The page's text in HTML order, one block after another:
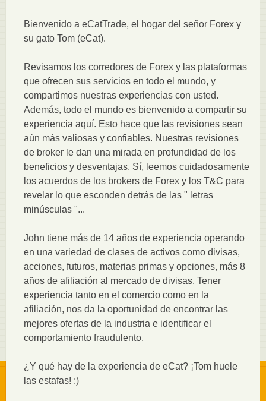
Bienvenido a eCatTrade, el hogar del señor Forex y
su gato Tom (eCat).
Revisamos los corredores de Forex y las plataformas
que ofrecen sus servicios en todo el mundo, y
compartimos nuestras experiencias con usted.
Además, todo el mundo es bienvenido a compartir su
experiencia aquí. Esto hace que las revisiones sean
aún más valiosas y confiables. Nuestras revisiones
de broker le dan una mirada en profundidad de los
beneficios y desventajas. Sí, leemos cuidadosamente
los acuerdos de los brokers de Forex y los T&C para
revelar lo que esconden detrás de las " letras
minúsculas "...
John tiene más de 14 años de experiencia operando
en una variedad de clases de activos como divisas,
acciones, futuros, materias primas y opciones, más 8
años de afiliación al mercado de divisas. Tener
experiencia tanto en el comercio como en la
afiliación, nos da la oportunidad de encontrar las
mejores ofertas de la industria e identificar el
comportamiento fraudulento.
¿Y qué hay de la experiencia de eCat? ¡Tom huele
las estafas! :)